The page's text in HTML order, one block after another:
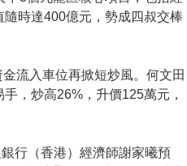
時達400億元，勢成四叔交棒
流入車位再掀短炒風。何文田
，炒高26%，升價125萬元，
行（香港）經濟師謝家曦預